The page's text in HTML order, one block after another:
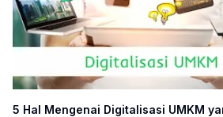
5 Hal Mengenai Digitalisasi UMKM